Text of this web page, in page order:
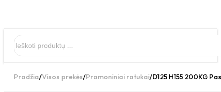
Pradžia/Visos prekės/Pramoniniai ratukai/D125 H155 200KG